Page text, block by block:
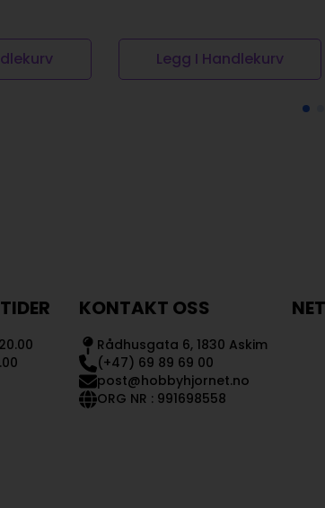
Legg I Handlekurv
KONTAKT OSS
Rådhusgata 6, 1830 Askim
(+47) 69 89 69 00
post@hobbyhjornet.no
ORG NR : 991698558